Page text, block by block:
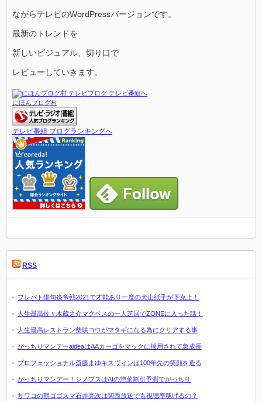
ながらテレビのWordPressバージョンです。
最新のトレンドを
新しいビジュアル、切り口で
レビューしていきます。
にほんブログ村
テレビ番組 ブログランキングへ
RSS
プレバト俳句炎帝戦2021で才能あり一度の犬山紙子が下克上！
人生最高佐々木蔵之介マクベスの一人芝居でZONEに入った話！
人生最高レストラン柴咲コウがマタギになる為にクリアする事
がっちりマンデーaideaはAAカーゴをマックに採用されて急成長
プロフェッショナル斎藤まゆキスヴィンは100年先の笑顔を造る
がっちりマンデー！シノプスはAIの惣菜割引予測でがっちり
サワコの朝ゴゴスマ石井亮次は関西放送でも視聴率稼げるの？